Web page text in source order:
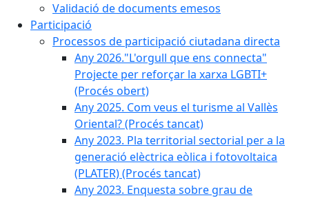
Validació de documents emesos
Participació
Processos de participació ciutadana directa
Any 2026."L'orgull que ens connecta"
Projecte per reforçar la xarxa LGBTI+
(Procés obert)
Any 2025. Com veus el turisme al Vallès
Oriental? (Procés tancat)
Any 2023. Pla territorial sectorial per a la
generació elèctrica eòlica i fotovoltaica
(PLATER) (Procés tancat)
Any 2023. Enquesta sobre grau de